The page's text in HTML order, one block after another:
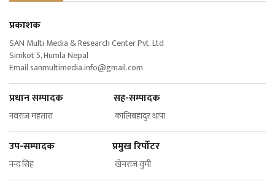
प्रकाशक
SAN Multi Media & Research Center Pvt. Ltd
Simkot 5, Humla Nepal
Email sanmultimedia.info@gmail.com
प्रधान सम्पादक सह-सम्पादक
नवराज महतारा कालिबहादुर थापा
उप-सम्पादक प्रमुख रिर्पोटर
नन्द सिंह खेमराज वुमी